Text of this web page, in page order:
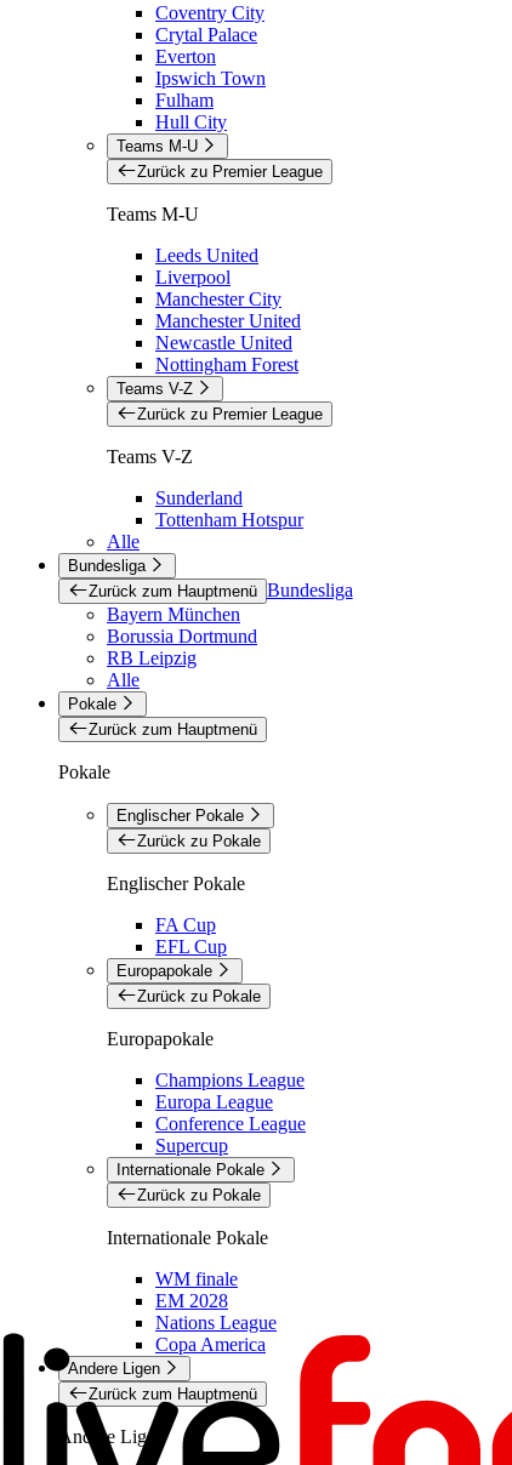
Coventry City
Crytal Palace
Everton
Ipswich Town
Fulham
Hull City
Teams M-U
Zurück zu Premier League
Teams M-U
Leeds United
Liverpool
Manchester City
Manchester United
Newcastle United
Nottingham Forest
Teams V-Z
Zurück zu Premier League
Teams V-Z
Sunderland
Tottenham Hotspur
Alle
Bundesliga
Zurück zum Hauptmenü Bundesliga
Bayern München
Borussia Dortmund
RB Leipzig
Alle
Pokale
Zurück zum Hauptmenü
Pokale
Englischer Pokale
Zurück zu Pokale
Englischer Pokale
FA Cup
EFL Cup
Europapokale
Zurück zu Pokale
Europapokale
Champions League
Europa League
Conference League
Supercup
Internationale Pokale
Zurück zu Pokale
Internationale Pokale
WM finale
EM 2028
Nations League
Copa America
Andere Ligen
Zurück zum Hauptmenü
Andere Ligen